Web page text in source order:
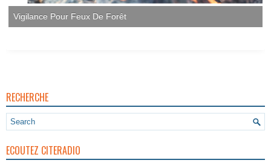
Vigilance Pour Feux De Forêt
RECHERCHE
ECOUTEZ CITERADIO